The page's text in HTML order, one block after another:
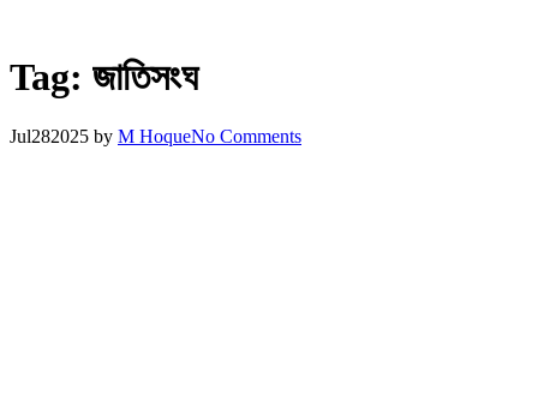
Tag: জাতিসংঘ
Jul282025 by M HoqueNo Comments